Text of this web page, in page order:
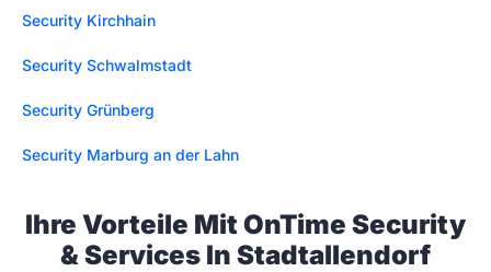
Security Kirchhain
Security Schwalmstadt
Security Grünberg
Security Marburg an der Lahn
Ihre Vorteile Mit OnTime Security
& Services In Stadtallendorf